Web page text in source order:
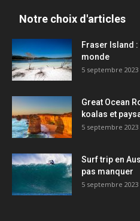
Notre choix d'articles
Fraser Island
monde
5 septembre 2023
Great Ocean
koalas et
5 septembre 2023
Surf trip en
pas manquer
5 septembre 2023